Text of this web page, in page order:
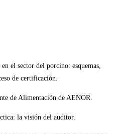
el sector del porcino: esquemas,
de certificación.
de Alimentación de AENOR.
la visión del auditor.